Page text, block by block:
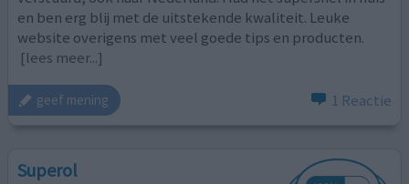
en ben erg blij met de uitstekende kwaliteit. Leuke
website overigens met veel goede tips en producten.
[lees meer...]
geef mening 1 Reactie
Superol